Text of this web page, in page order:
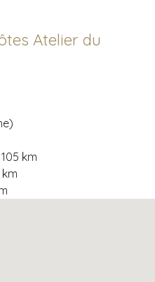
Atelier du
105 km